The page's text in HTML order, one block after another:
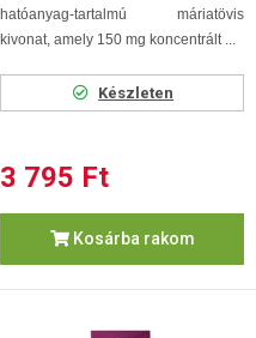
hatóanyag-tartalmú máriatövis
kivonat, amely 150 mg koncentrált ...
Készleten
3 795 Ft
Kosárba rakom